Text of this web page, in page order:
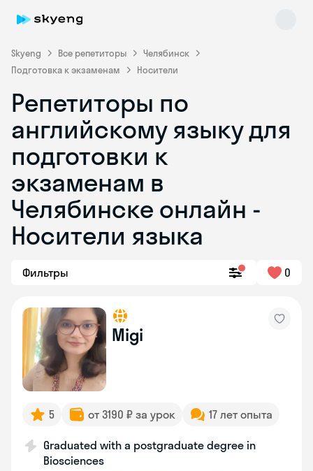
Skyeng Все репетиторы
Челябинск
Подготовка к экзаменам
Носители
Репетиторы по
английскому языку для
подготовки к
экзаменам в
Челябинске онлайн -
Носители языка
Фильтры 0
Migi
5 от 3190 ₽ за урок 17 лет опыта
Graduated with a postgraduate degree in
Biosciences
Skyeng Chat